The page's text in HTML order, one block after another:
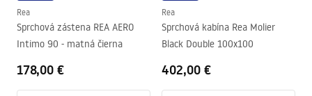
Rea
Sprchová zástena REA AERO
Intimo 90 - matná čierna
178,00 €
Rea
Sprchová kabína Rea Molier
Black Double 100x100
402,00 €